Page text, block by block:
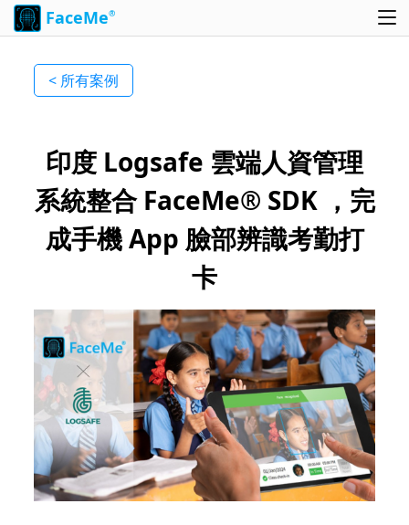
FaceMe®
< 所有案例
印度 Logsafe 雲端人資管理
系統整合 FaceMe® SDK ，完
成手機 App 臉部辨識考勤打
卡